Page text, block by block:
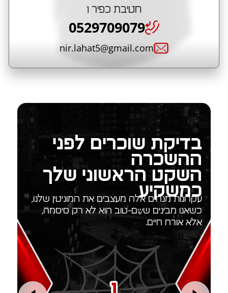
חטיבת כפיר 1
0529709079
nir.lahat5@gmail.com
בדיקת שוכרים לפני
ההשכרה
השקט הראשוני שלך
כמשקיע
עקרונות מנחים אלה מעצבים את המוניטין שלנו,
כשאנו מבינים ששֵם-טוב הוא לא רק סיסמה,
אלא אורח חיים.